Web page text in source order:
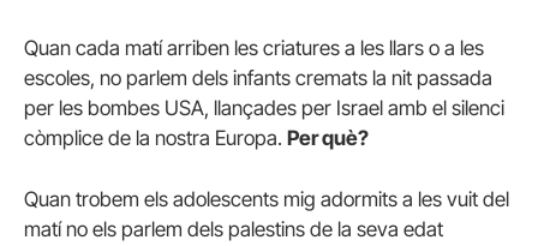
Quan cada matí arriben les criatures a les llars o a les
escoles, no parlem dels infants cremats la nit passada
per les bombes USA, llançades per Israel amb el silenci
còmplice de la nostra Europa. Per què?
Quan trobem els adolescents mig adormits a les vuit del
matí no els parlem dels palestins de la seva edat